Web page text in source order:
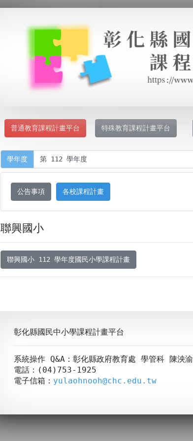
普通教育課程計畫平台 特殊教育課程計畫平台
學年度
公告事項 各校課程計畫
聯興國小
聯興國小 112 學年度國民小學課程計畫
彰化縣國民中小學課程計畫平台
系統操作 Q&A：彰化縣政府教育處 學管科 陳泱渝
電話：(04)753-1925
電子信箱： yulaohnooh@chc.edu.tw